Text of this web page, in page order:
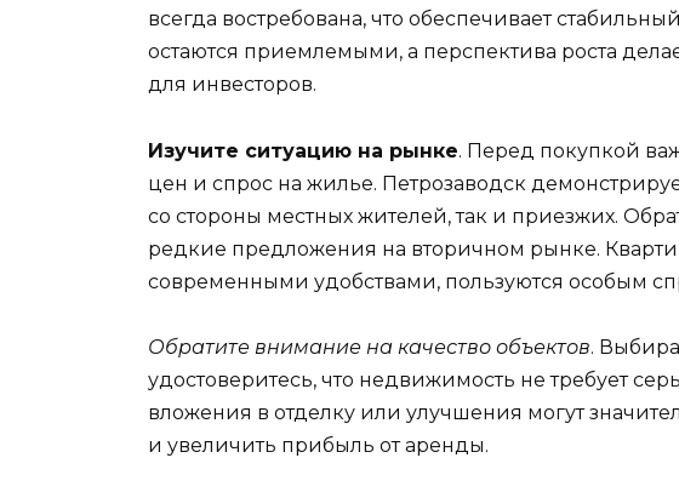
всегда востребована, что обеспечивает
остаются приемлемыми, а перспектива роста
для инвесторов.
Изучите ситуацию на рынке. Перед покупкой
цен и спрос на жилье. Петрозаводск
со стороны местных жителей, так и приезжих.
редкие предложения на вторичном рынке.
современными удобствами, пользуются особым
Обратите внимание на качество объектов.
удостоверитесь, что недвижимость не требует
вложения в отделку или улучшения могут
и увеличить прибыль от аренды.